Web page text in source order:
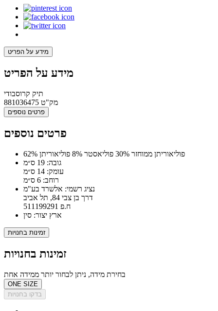
מידע על הפריט
מידע על הפריט
תיק קרוסבודי
מק"ט 881036475
פרטים נוספים
פרטים נוספים
62% פוליאוריתן ממוחזר 30% פוליאסטר 8% פוליאוריתן
גובה: 19 ס״מ
עומק: 14 ס״מ
רוחב: 6 ס״מ
נציג רשמי: אלשרד בע"מ
דרך בן צבי 84, תל אביב
ח.פ 511199291
ארץ יצור: סין
זמינות בחנויות
זמינות בחנויות
בחירת מידה, ניתן לבחור יותר ממידה אחת
ONE SIZE
בדקו בחנויות